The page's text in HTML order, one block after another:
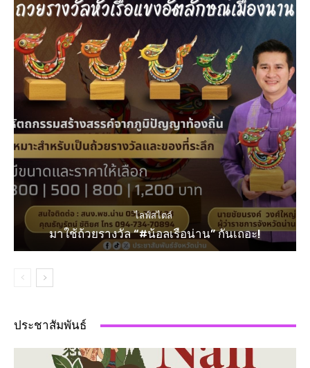
ไลฟ์สไตล์
มาใช้ถ้วยรางวัล “#น้อลเรือน่าน” กันเถอะ!
ประชาสัมพันธ์